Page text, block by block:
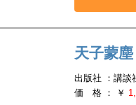
天子蒙
出版社 ：講談
価 格 ： ￥